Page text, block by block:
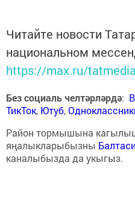
Читайте новости
национальном
https://max.ru/tatmedia
Без социаль челтәрләрдә:
ТикТок, Ютуб,
Район тормышына
яңалыкларыбызны
каналыбызда да укыгыз.